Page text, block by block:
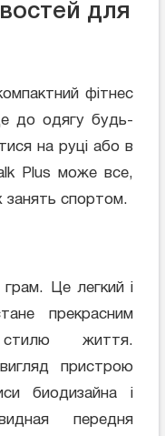
для
фітнес
до одягу будь-
на руці або в
Plus може все,
занять спортом.
Це легкий і
прекрасним
життя.
пристрою
биодизайна і
передня